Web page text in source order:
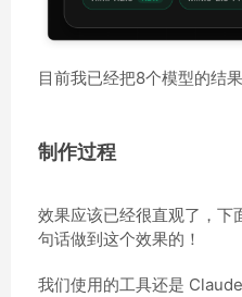
目前我已经把8个模型的结
制作过程
效果应该已经很直观了，下
句话做到这个效果的！
我们使用的工具还是